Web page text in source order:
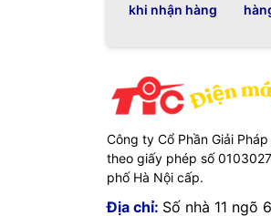
khi nhận hàng
Công ty Cổ Phần Giải
theo giấy phép số
phố Hà Nội cấp.
Địa chỉ: Số nhà 11 ngõ